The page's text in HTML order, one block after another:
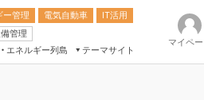
ー管理 電気自動車
IT活用
管理
エネルギー列島
テーマサイト
マイペ